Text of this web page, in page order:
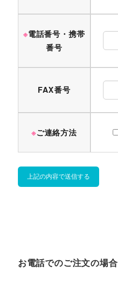
※電話番号・携帯
番号
FAX番号
※ご連絡方法
お電話でのご注文の場合